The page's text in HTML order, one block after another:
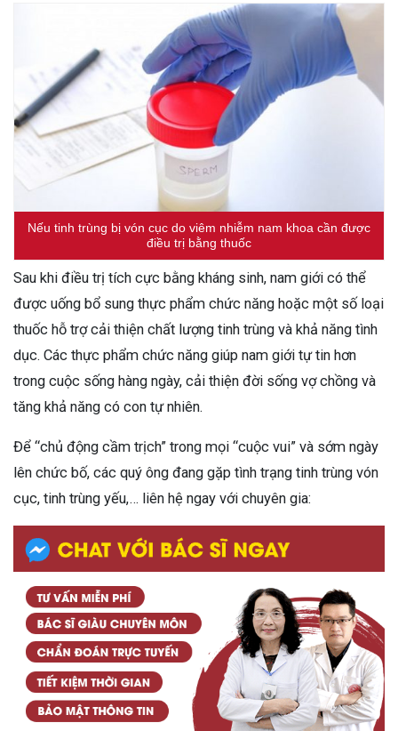
Nếu tinh trùng bị vón cục do viêm nhiễm nam khoa cần được
điều trị bằng thuốc
Sau khi điều trị tích cực bằng kháng sinh, nam giới có thể
được uống bổ sung thực phẩm chức năng hoặc một số loại
thuốc hỗ trợ cải thiện chất lượng tinh trùng và khả năng tình
dục. Các thực phẩm chức năng giúp nam giới tự tin hơn
trong cuộc sống hàng ngày, cải thiện đời sống vợ chồng và
tăng khả năng có con tự nhiên.
Để “chủ động cầm trịch” trong mọi “cuộc vui” và sớm ngày
lên chức bố, các quý ông đang gặp tình trạng tinh trùng vón
cục, tinh trùng yếu,… liên hệ ngay với chuyên gia: